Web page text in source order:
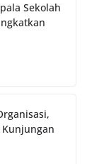
Sekolah
Kunjungan